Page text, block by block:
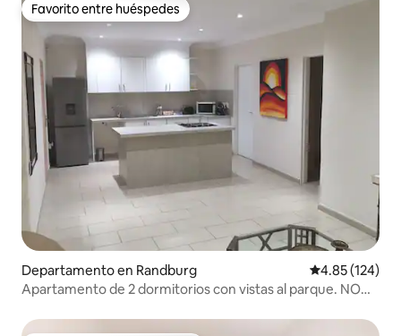
Favorito entre huéspedes
Favorito entre huéspedes
Departamento en Randburg Calificación
4.85 (124)
Apartamento de 2 dormitorios con vistas al parque. NO